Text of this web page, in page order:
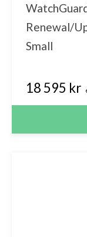
Renewal/
Small
18 595 kr